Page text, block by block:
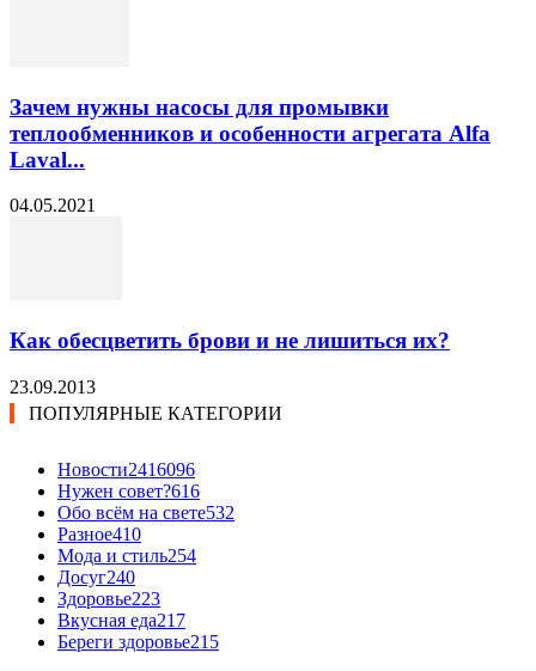
Зачем нужны насосы для промывки
теплообменников и особенности агрегата Alfa
Laval...
04.05.2021
Как обесцветить брови и не лишиться их?
23.09.2013
ПОПУЛЯРНЫЕ КАТЕГОРИИ
Новости2416096
Нужен совет?616
Обо всём на свете532
Разное410
Мода и стиль254
Досуг240
Здоровье223
Вкусная еда217
Береги здоровье215